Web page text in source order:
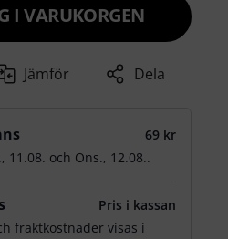
I VARUKORGEN
Jämför Dela
69 kr
11.08. och Ons., 12.08..
Pris i kassan
fraktkostnader visas i